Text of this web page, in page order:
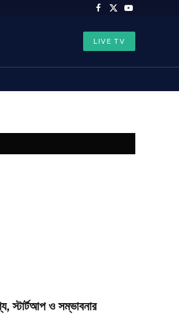
Facebook
X
YouTube
LIVE TV
স্টার্টআপ ও সম্ভাবনার